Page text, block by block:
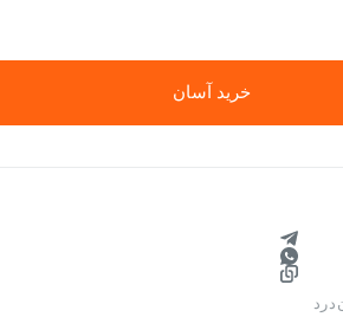
خرید آسان